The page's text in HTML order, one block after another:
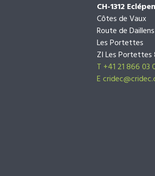
CH-1312
Côtes de Vaux
Route de Daillens
Les Portettes
ZI Les Portettes
T +41 21 866 03
E